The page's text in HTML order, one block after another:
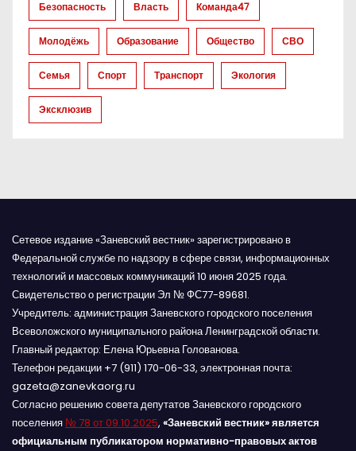
а
п
Безопасность Власть Команда47
Молодёжь Образование Общество СВО
Семья Спорт Транспорт Экология
Эксклюзив
Сетевое издание «Заневский вестник» зарегистрировано в
Федеральной службе по надзору в сфере связи, информационных
технологий и массовых коммуникаций 10 июня 2025 года.
Свидетельство о регистрации Эл № ФС77-89681.
Учредитель: администрация Заневского городского поселения
Всеволожского муниципального района Ленинградской области.
Главный редактор: Елена Юрьевна Голованова.
Телефон редакции +7 (911) 170-06-33, электронная почта:
gazeta@zanevkaorg.ru
Согласно решению совета депутатов Заневского городского
поселения № 78 от 09.10.2025, «Заневский вестник» является
официальным публикатором нормативно-правовых актов